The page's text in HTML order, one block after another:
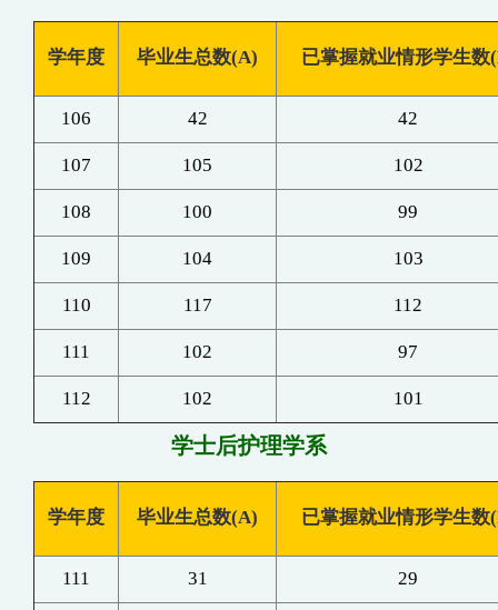
学年度 毕业生总数(A) 已掌握就业情形学生数
106 42 42
107 105 102
108 100 99
109 104 103
110 117 112
111 102 97
112 102 101
学士后护理学系
学年度 毕业生总数(A) 已掌握就业情形学生数
111 31 29